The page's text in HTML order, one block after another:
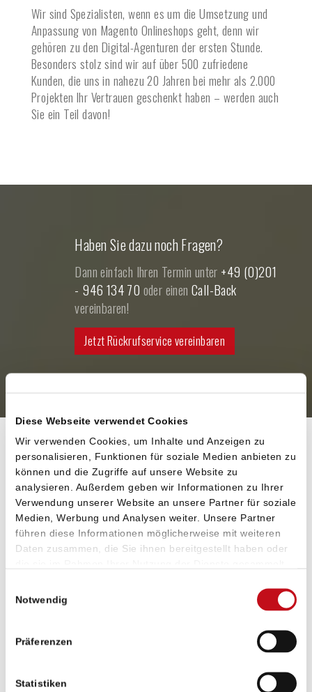
Diese Webseite verwendet Cookies
Wir verwenden Cookies, um Inhalte und Anzeigen zu
personalisieren, Funktionen für soziale Medien anbieten zu
können und die Zugriffe auf unsere Website zu
analysieren. Außerdem geben wir Informationen zu Ihrer
Verwendung unserer Website an unsere Partner für soziale
Medien, Werbung und Analysen weiter. Unsere Partner
führen diese Informationen möglicherweise mit weiteren
Daten zusammen, die Sie ihnen bereitgestellt haben oder
Sie unsere Webseite weiterhin nutzen.
Notwendig
Präferenzen
Statistiken
Wir sind Spezialisten, wenn es um die Umsetzung und
Anpassung von Magento Onlineshops geht, denn wir
gehören zu den Digital-Agenturen der ersten Stunde.
Besonders stolz sind wir auf über 500 zufriedene
Kunden, die uns in nahezu 20 Jahren bei mehr als 2.000
Projekten Ihr Vertrauen geschenkt haben – werden auch
Sie ein Teil davon!
Haben Sie dazu noch Fragen?
Dann einfach Ihren Termin unter +49 (0)201
- 946 134 70 oder einen Call-Back
vereinbaren!
Jetzt Rückrufservice vereinbaren
Auszug aus unseren Magento Webshop-
LeistungenOer-Erkenschwick
Magento Beratung & Konzeption
Zielsetzung für Onlinestrategie